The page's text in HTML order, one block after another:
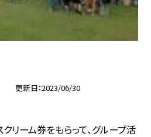
更新日 2023/06/30
リーム券をもらって、グループ活